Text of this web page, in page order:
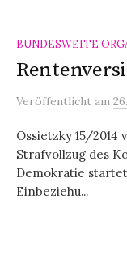
BUNDESWEITE
Veröffentlicht am
Ossietzky 15/
Strafvollzug des
Demokratie
Einbeziehu...